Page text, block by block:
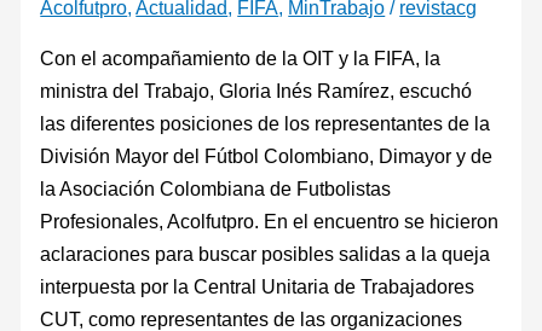
Acolfutpro,Actualidad, FIFA, MinTrabajo / revistacg
Con el acompañamiento de la OIT y la FIFA, la
ministra del Trabajo, Gloria Inés Ramírez, escuchó
las diferentes posiciones de los representantes de la
División Mayor del Fútbol Colombiano, Dimayor y de
la Asociación Colombiana de Futbolistas
Profesionales, Acolfutpro. En el encuentro se hicieron
aclaraciones para buscar posibles salidas a la queja
interpuesta por la Central Unitaria de Trabajadores
CUT, como representantes de las organizaciones